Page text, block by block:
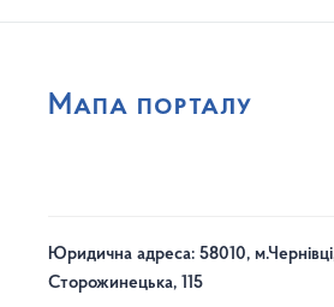
Мапа порталу
Юридична адреса: 58010,
Сторожинецька, 115